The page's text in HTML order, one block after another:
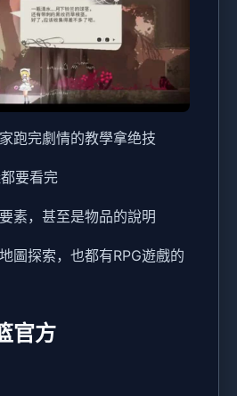
跑完劇情的教學拿绝技
要看完
素，甚至是物品的說明
圖探索，也都有RPG遊戲的
官方